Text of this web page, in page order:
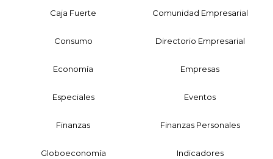
Caja Fuerte Comunidad Empresarial
Consumo Directorio Empresarial
Economía Empresas
Especiales Eventos
Finanzas Finanzas Personales
Globoeconomía Indicadores